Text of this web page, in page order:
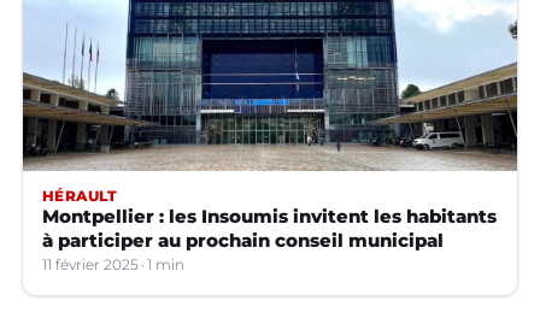
HÉRAULT
Montpellier : les Insoumis invitent les habitants
à participer au prochain conseil municipal
11 février 2025 1 min